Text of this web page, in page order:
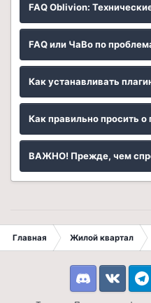
FAQ Oblivion:
FAQ или ЧаВо по
Как устанавливать
Как правильно просить
ВАЖНО! Прежде, чем
Главная Жилой квартал
DiscordVK